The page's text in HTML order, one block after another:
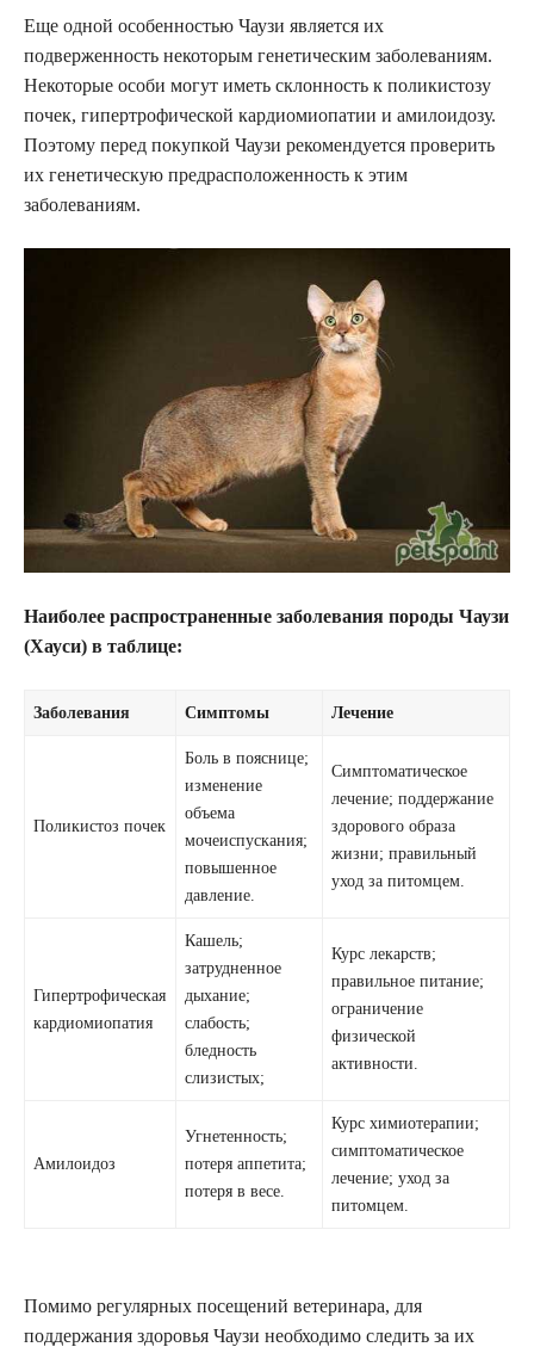
Еще одной особенностью Чаузи является их
подверженность некоторым генетическим заболеваниям.
Некоторые особи могут иметь склонность к поликистозу
почек, гипертрофической кардиомиопатии и амилоидозу.
Поэтому перед покупкой Чаузи рекомендуется проверить
их генетическую предрасположенность к этим
заболеваниям.
Наиболее распространенные заболевания породы Чаузи
(Хауси) в таблице:
Заболевания Симптомы Лечение
Поликистоз почек
Боль в пояснице;
изменение
объема
мочеиспускания;
повышенное
давление.
Симптоматическое
лечение; поддержание
здорового образа
жизни; правильный
уход за питомцем.
Гипертрофическая
кардиомиопатия
Кашель;
затрудненное
дыхание;
слабость;
бледность
слизистых;
Курс лекарств;
правильное питание;
ограничение
физической
активности.
Амилоидоз
Угнетенность;
потеря аппетита;
потеря в весе.
Курс химиотерапии;
симптоматическое
лечение; уход за
питомцем.
Помимо регулярных посещений ветеринара, для
поддержания здоровья Чаузи необходимо следить за их